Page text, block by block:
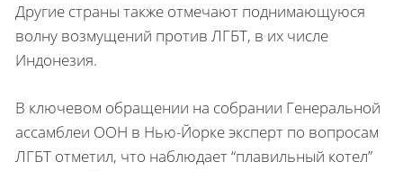
Другие страны также отмечают поднимающуюся
волну возмущений против ЛГБТ, в их числе
Индонезия.
В ключевом обращении на собрании Генеральной
ассамблеи ООН в Нью-Йорке эксперт по вопросам
ЛГБТ отметил, что наблюдает “плавильный котел”